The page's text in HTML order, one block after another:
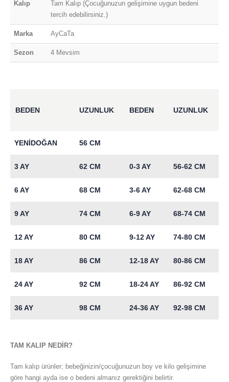
Kalıp
Tam Kalıp (Çocuğunuzun gelişimine uygun bedeni
tercih edebilirsiniz.)
Marka AyCaTa
Sezon 4 Mevsim
BEDEN UZUNLUK BEDEN UZUNLUK
YENİDOĞAN 56 CM
3 AY 62 CM 0-3 AY 56-62 CM
6 AY 68 CM 3-6 AY 62-68 CM
9 AY 74 CM 6-9 AY 68-74 CM
12 AY 80 CM 9-12 AY 74-80 CM
18 AY 86 CM 12-18 AY 80-86 CM
24 AY 92 CM 18-24 AY 86-92 CM
36 AY 98 CM 24-36 AY 92-98 CM
TAM KALIP NEDİR?
Tam kalıp ürünler; bebeğinizin/çocuğunuzun boy ve kilo gelişimine
göre hangi ayda ise o bedeni almanız gerektiğini belirtir.